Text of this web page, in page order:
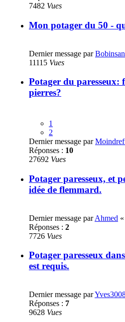
7482 Vues
Mon potager du 50 -
Dernier message par
11115 Vues
Potager du paresseux:
pierres?
1
2
Dernier message par
Réponses : 10
27692 Vues
Potager paresseux, et
idée de flemmard.
Dernier message parAhmed «
Réponses : 2
7726 Vues
Potager paresseux
est requis.
Dernier message par
Réponses : 7
9628 Vues